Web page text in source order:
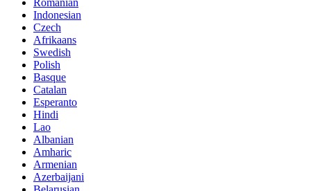
Indonesian
Czech
Afrikaans
Swedish
Polish
Basque
Catalan
Esperanto
Hindi
Lao
Albanian
Amharic
Armenian
Azerbaijani